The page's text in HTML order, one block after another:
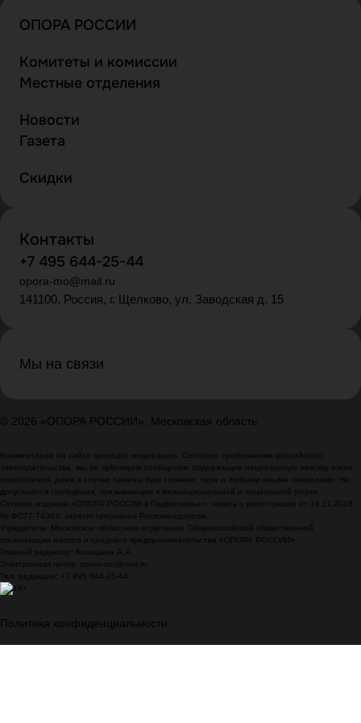
ОПОРА РОССИИ
Комитеты и комиссии
Местные отделения
Новости
Газета
Скидки
Контакты
+7 495 644-25-44
opora-mo@mail.ru
141100, Россия, г. Щелково, ул. Заводская д. 15
Мы на связи
© 2026 «ОПОРА РОССИИ»: Московская область
Комментарии на сайте проходят модерацию. Согласно требованиям российского
законодательства, мы не публикуем сообщения, содержащие нецензурную лексику и/или
оскорбления, даже в случае замены букв точками, тире и любыми иными символами. Не
допускаются сообщения, призывающие к межнациональной и социальной розни.
Сетевое издание «ОПОРА РОССИИ в Подмосковье», запись о регистрации от 19.11.2018
№ ФС77-74363, зарегистрировано Роскомнадзором.
Учредитель: Московское областное отделение Общероссийской общественной
организации малого и среднего предпринимательства «ОПОРА РОССИИ»
Главный редактор: Косицына А.А.
Электронная почта: opora-mo@mail.ru
Тел. редакции: +7 495 644-25-44
Политика конфиденциальности